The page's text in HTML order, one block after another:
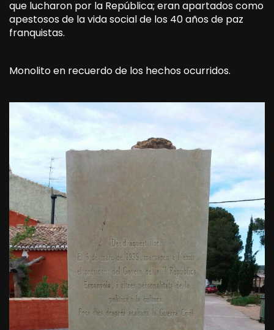
que lucharon por la República; eran apartados como
apestosos de la vida social de los 40 años de paz
franquistas.
Monolito en recuerdo de los hechos ocurridos.